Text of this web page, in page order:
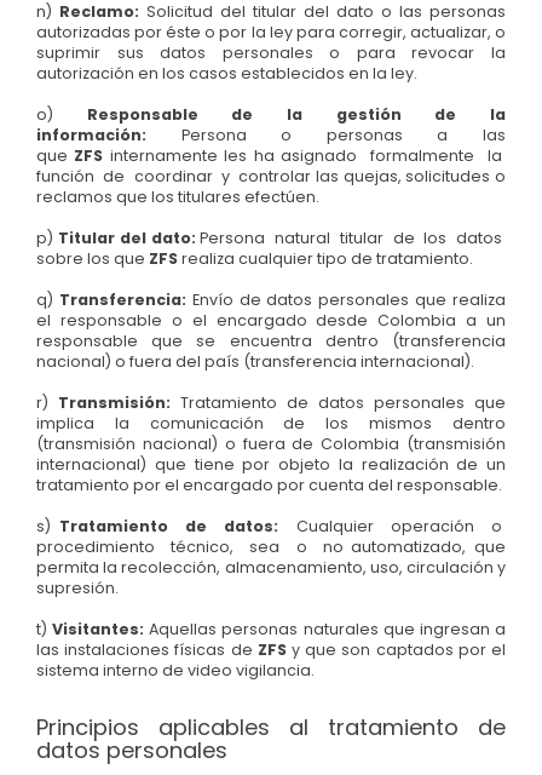
n) Reclamo: Solicitud del titular del dato o las personas
autorizadas por éste o por la ley para corregir, actualizar, o
suprimir sus datos personales o para revocar la
autorización en los casos establecidos en la ley.
o) Responsable de la gestión de la
información: Persona o personas a las
que ZFS internamente les ha asignado formalmente la
función de coordinar y controlar las quejas, solicitudes o
reclamos que los titulares efectúen.
p) Titular del dato: Persona natural titular de los datos
sobre los que ZFSrealiza cualquier tipo de tratamiento.
q) Transferencia: Envío de datos personales que realiza
el responsable o el encargado desde Colombia a un
responsable que se encuentra dentro (transferencia
nacional) o fuera del país (transferencia internacional).
r) Transmisión: Tratamiento de datos personales que
implica la comunicación de los mismos dentro
(transmisión nacional) o fuera de Colombia (transmisión
internacional) que tiene por objeto la realización de un
tratamiento por el encargado por cuenta del responsable.
s) Tratamiento de datos: Cualquier operación o
procedimiento técnico, sea o no automatizado, que
permita la recolección, almacenamiento, uso, circulación y
supresión.
t)Visitantes:Aquellas personas naturales que ingresan a
las instalaciones físicas de ZFSy que son captados por el
sistema interno de video vigilancia.
Principios aplicables al tratamiento de
datos personales